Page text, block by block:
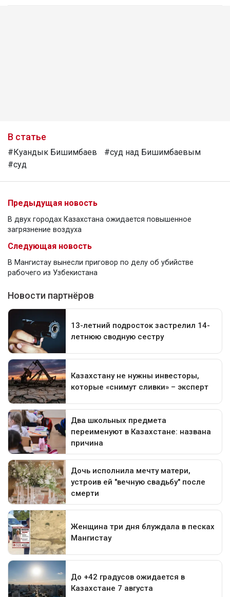
В статье
#Куандык Бишимбаев
#суд над Бишимбаевым
#суд
Предыдущая новость
В двух городах Казахстана ожидается повышенное
загрязнение воздуха
Следующая новость
В Мангистау вынесли приговор по делу об убийстве
рабочего из Узбекистана